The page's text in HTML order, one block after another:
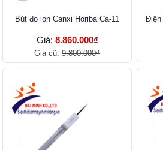
Bút đo ion Canxi Horiba Ca-11
Giá: 8.860.000₫
Giá cũ: 9.800.000₫
Điện